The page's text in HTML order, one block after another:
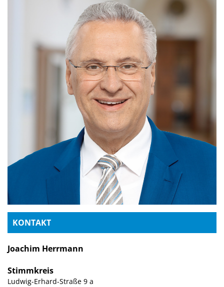
KONTAKT
Joachim Herrmann
Stimmkreis
Ludwig-Erhard-Straße 9 a